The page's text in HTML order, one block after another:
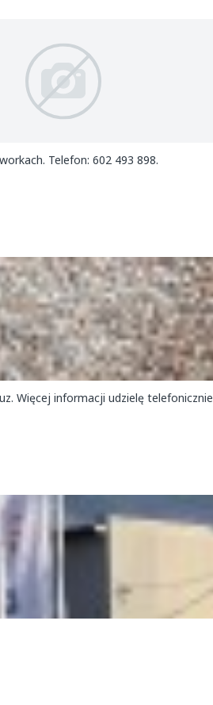
Telefon: 602 493 898.
Więcej informacji udzielę telefonicznie